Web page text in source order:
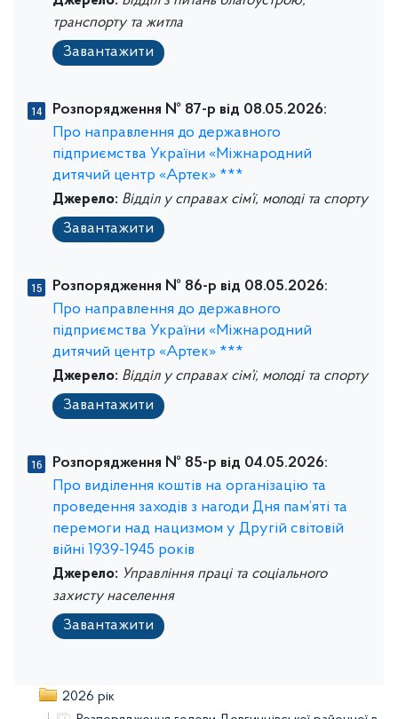
транспорту та житла
Завантажити
Розпорядження № 87-р від 08.05.2026:
Про направлення до державного
підприємства України «Міжнародний
дитячий центр «Артек» ***
Джерело: Відділ у справах сім’ї, молоді та спорту
Завантажити
Розпорядження № 86-р від 08.05.2026:
Про направлення до державного
підприємства України «Міжнародний
дитячий центр «Артек» ***
Джерело: Відділ у справах сім’ї, молоді та спорту
Завантажити
Розпорядження № 85-р від 04.05.2026:
Про виділення коштів на організацію та
проведення заходів з нагоди Дня пам’яті та
перемоги над нацизмом у Другій світовій
війні 1939-1945 років
Джерело: Управління праці та соціального
захисту населення
Завантажити
2026 рік